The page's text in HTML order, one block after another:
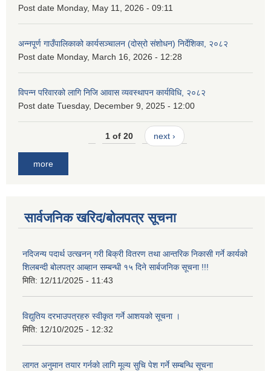
Post date Monday, May 11, 2026 - 09:11
अन्नपूर्ण गाउँपालिकाको कार्यसञ्चालन (दोस्रो संशोधन) निर्देशिका, २०८२
Post date Monday, March 16, 2026 - 12:28
विपन्न परिवारको लागि निजि आवास व्यवस्थापन कार्यविधि, २०८२
Post date Tuesday, December 9, 2025 - 12:00
1 of 20 next ›
more
सार्वजनिक खरिद/बोलपत्र सूचना
नदिजन्य पदार्थ उत्खनन् गरी बिक्री वितरण तथा आन्तरिक निकासी गर्ने कार्यको
शिलबन्दी बोलपत्र आब्हान सम्बन्धी १५ दिने सार्बजनिक सूचना !!!
मिति: 12/11/2025 - 11:43
विद्युतिय दरभाउपत्रहरु स्वीकृत गर्ने आशयको सूचना ।
मिति: 12/10/2025 - 12:32
लागत अनुमान तयार गर्नकाे लागि मूल्य सुचि पेश गर्ने सम्बन्धि सूचना